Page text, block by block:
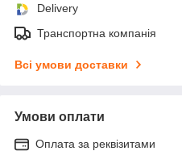
Delivery
Транспортна компанія
Всі умови доставки
Умови оплати
Оплата за реквізитами